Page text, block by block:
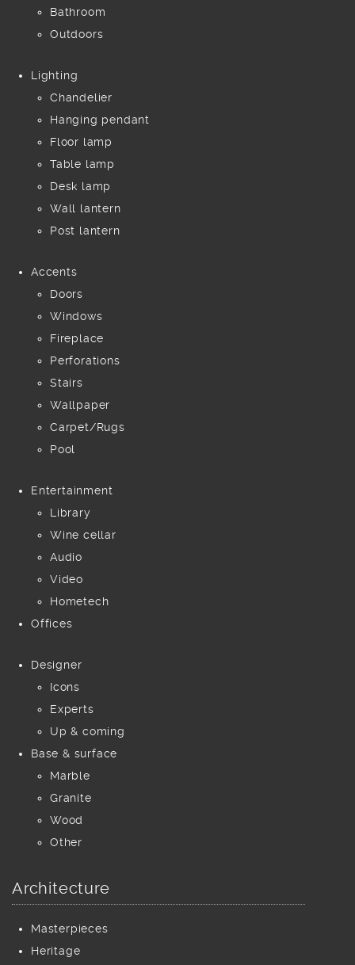
Bathroom
Outdoors
Lighting
Chandelier
Hanging pendant
Floor lamp
Table lamp
Desk lamp
Wall lantern
Post lantern
Accents
Doors
Windows
Fireplace
Perforations
Stairs
Wallpaper
Carpet/Rugs
Pool
Entertainment
Library
Wine cellar
Audio
Video
Hometech
Offices
Designer
Icons
Experts
Up & coming
Base & surface
Marble
Granite
Wood
Other
Architecture
Masterpieces
Heritage